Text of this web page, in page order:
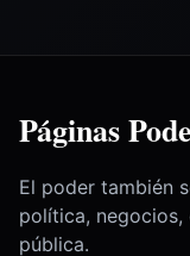
Páginas
El poder también
política,
pública.